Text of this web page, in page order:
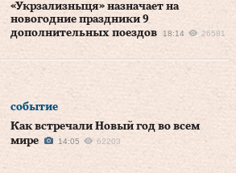
«Укрзализныця» назначает на
новогодние праздники 9
дополнительных поездов
18:14 26581
событие
Как встречали Новый год во всем
мире
14:05 62203